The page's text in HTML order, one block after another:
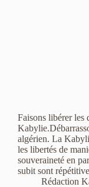
Faisons libérer les
algérien. La
les libertés de
souveraineté en
subit sont
Rédaction